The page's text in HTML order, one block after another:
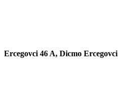
Ercegovci 46 A, Dicmo Ercegovci